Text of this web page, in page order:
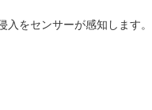
入をセンサーが感知します。